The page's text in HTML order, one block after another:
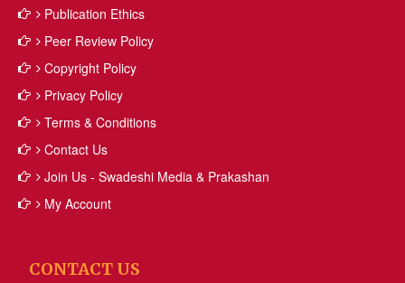
Publication Ethics
Peer Review Policy
Copyright Policy
Privacy Policy
Terms & Conditions
Contact Us
Join Us - Swadeshi Media & Prakashan
My Account
CONTACT US